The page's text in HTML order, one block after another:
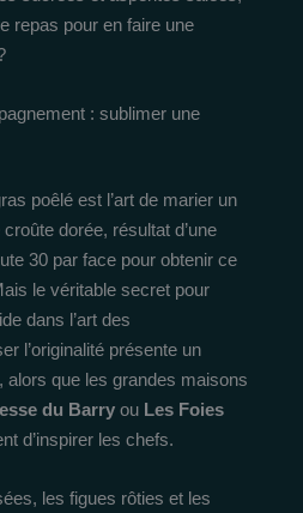
repas pour en faire une
: sublimer une
poêlé est l’art de marier un
dorée, résultat d’une
30 par face pour obtenir ce
le véritable secret pour
dans l’art des
l’originalité présente un
alors que les grandes maisons
du Barry ou Les Foies
d’inspirer les chefs.
les figues rôties et les